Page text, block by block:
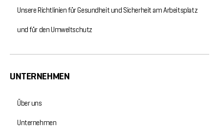
Unsere Richtlinien für Gesundheit und Sicherheit am Arbeitsplatz
und für den Umweltschutz
UNTERNEHMEN
Über uns
Unternehmen